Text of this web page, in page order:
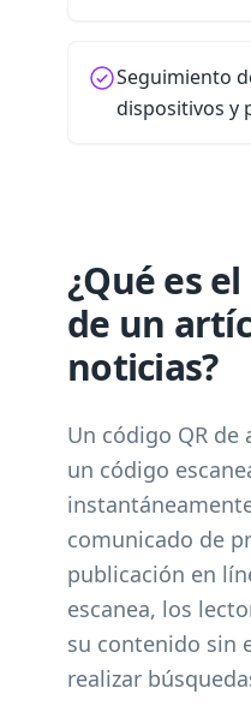
Seguimiento
dispositivos y
¿Qué es
de un
noticias?
Un código QR
un código
comunicado de
publicación en
escanea, los
su contenido sin
realizar